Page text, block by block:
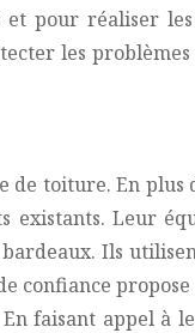
pour réaliser
les
de toiture. En
existants. Leur
Ils
confiance propose
faisant appel à